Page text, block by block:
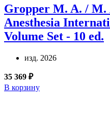
Gropper M. A. / М.
Anesthesia
Volume Set - 10 ed.
изд. 2026
35 369 ₽
В корзину